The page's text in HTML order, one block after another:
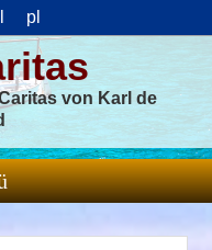
pl
von Karl de